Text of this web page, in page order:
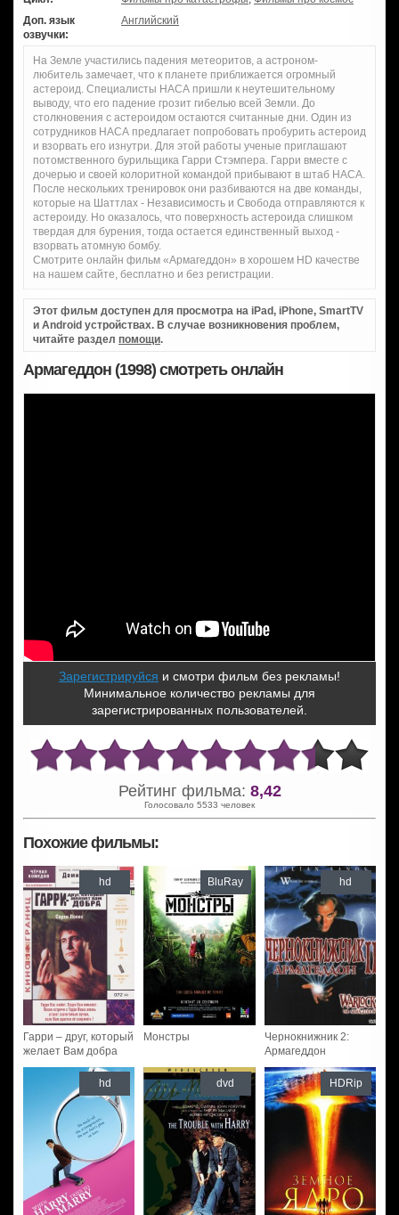
Доп. язык
озвучки:
Английский
На Земле участились падения метеоритов, а астроном-
любитель замечает, что к планете приближается огромный
астероид. Специалисты НАСА пришли к неутешительному
выводу, что его падение грозит гибелью всей Земли. До
столкновения с астероидом остаются считанные дни. Один из
сотрудников НАСА предлагает попробовать пробурить астероид
и взорвать его изнутри. Для этой работы ученые приглашают
потомственного бурильщика Гарри Стэмпера. Гарри вместе с
дочерью и своей колоритной командой прибывают в штаб НАСА.
После нескольких тренировок они разбиваются на две команды,
которые на Шаттлах - Независимость и Свобода отправляются к
астероиду. Но оказалось, что поверхность астероида слишком
твердая для бурения, тогда остается единственный выход -
взорвать атомную бомбу.
Смотрите онлайн фильм «Армагеддон» в хорошем HD качестве
на нашем сайте, бесплатно и без регистрации.
Этот фильм доступен для просмотра на iPad, iPhone, SmartTV
и Android устройствах. В случае возникновения проблем,
читайте раздел помощи.
Армагеддон (1998) смотреть онлайн
Зарегистрируйся и смотри фильм без рекламы!
Минимальное количество рекламы для
зарегистрированных пользователей.
Рейтинг фильма: 8,42
Голосовало 5533 человек
Похожие фильмы:
Гарри – друг, который
желает Вам добра
hd
Монстры
BluRay
Чернокнижник 2:
Армагеддон
hd
hd dvd HDRip